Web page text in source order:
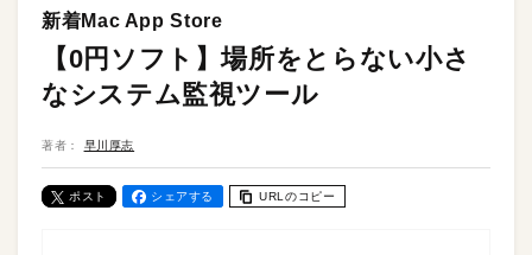
新着Mac App Store
【0円ソフト】場所をとらない小さ
なシステム監視ツール
著者： 早川厚志
ポスト シェアする URLのコピー